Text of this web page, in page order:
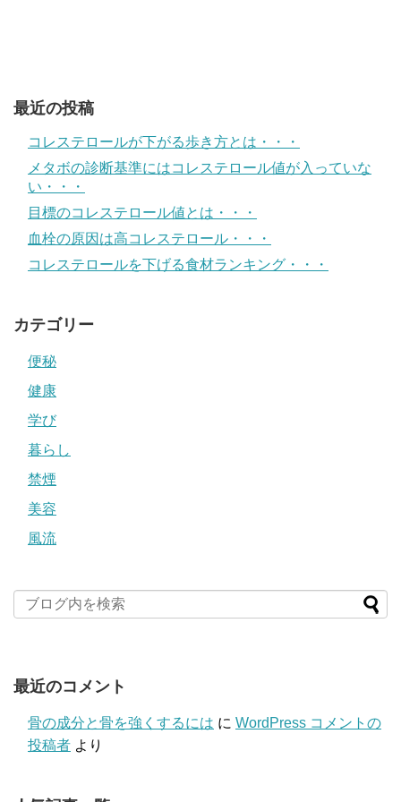
最近の投稿
コレステロールが下がる歩き方とは・・・
メタボの診断基準にはコレステロール値が入っていな
い・・・
目標のコレステロール値とは・・・
血栓の原因は高コレステロール・・・
コレステロールを下げる食材ランキング・・・
カテゴリー
便秘
健康
学び
暮らし
禁煙
美容
風流
最近のコメント
骨の成分と骨を強くするには に WordPress コメントの
投稿者 より